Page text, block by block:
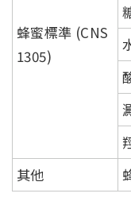
蜂蜜標準 (CNS
1305)
其他